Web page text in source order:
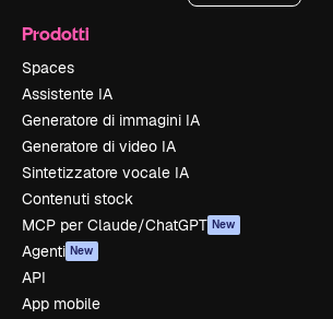
Prodotti
Spaces
Assistente IA
Generatore di immagini IA
Generatore di video IA
Sintetizzatore vocale IA
Contenuti stock
MCP per Claude/ChatGPT New
Agenti New
API
App mobile